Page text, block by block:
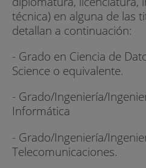
- QLIK
- Pentaho
- Mongo DB
- BigML
- elastic
- SolidQ
técnica) en alguna de las
detallan a continuación:
- Grado en Ciencia de
Science o equivalente.
- Grado/Ingeniería/
Informática
- Grado/Ingeniería/
Telecomunicaciones.